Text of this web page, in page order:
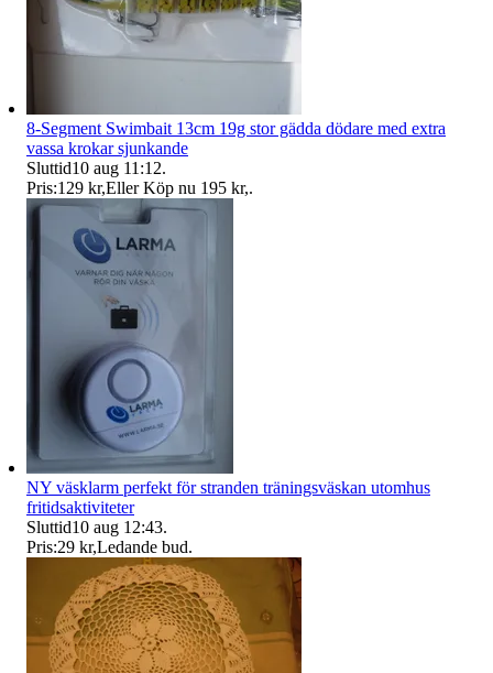
8-Segment Swimbait 13cm 19g stor gädda dödare med extra
vassa krokar sjunkande
Sluttid10 aug 11:12.
Pris:129 kr,Eller Köp nu 195 kr,.
NY väsklarm perfekt för stranden träningsväskan utomhus
fritidsaktiviteter
Sluttid10 aug 12:43.
Pris:29 kr,Ledande bud.